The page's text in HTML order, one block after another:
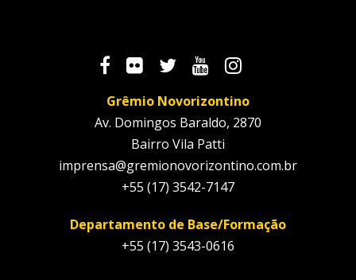
Grêmio Novorizontino
Av. Domingos Baraldo, 2870
Bairro Vila Patti
imprensa@gremionovorizontino.com.br
+55 (17) 3542-7147
Departamento de Base/Formação
+55 (17) 3543-0616